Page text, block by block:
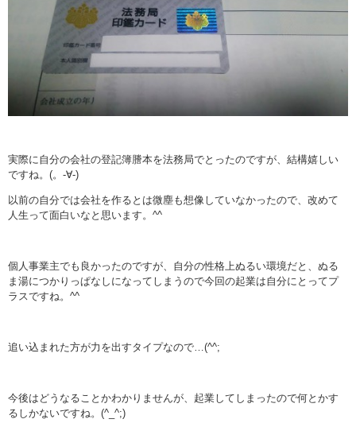
実際に自分の会社の登記簿謄本を法務局でとったのですが、結構嬉しい
ですね。(。-∀-)
以前の自分では会社を作るとは微塵も想像していなかったので、改めて
人生って面白いなと思います。^^
個人事業主でも良かったのですが、自分の性格上ぬるい環境だと、ぬる
ま湯につかりっぱなしになってしまうので今回の起業は自分にとってプ
ラスですね。^^
追い込まれた方が力を出すタイプなので…(^^;
今後はどうなることかわかりませんが、起業してしまったので何とかす
るしかないですね。(^_^;)